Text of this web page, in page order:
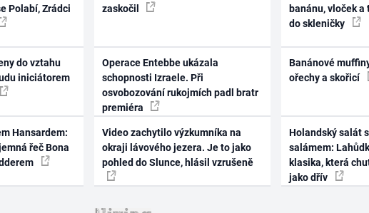
Polabí, Zrádci
do vztahu
iniciátorem
Hansardem:
řeč Bona
zaskočil
Operace Entebbe ukázala
schopnosti Izraele. Při
osvobozování rukojmích padl bratr
premiéra
Video zachytilo výzkumníka na
okraji lávového jezera. Je to jako
pohled do Slunce, hlásil vzrušeně
banánu, vloček
do skleničky
Banánové
ořechy a skořicí
Holandský salát
salámem:
klasika, která
jako dřív